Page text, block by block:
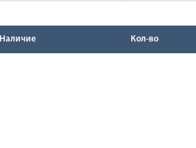
Наличие Кол-во